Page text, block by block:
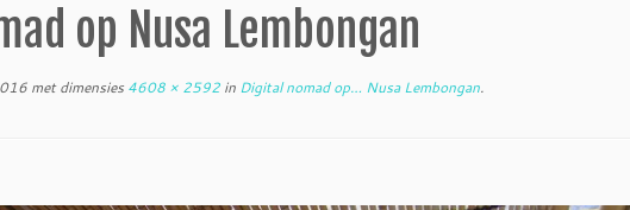
op Nusa Lembongan
met dimensies 4608 × 2592 in Digital nomad op… Nusa Lembongan.